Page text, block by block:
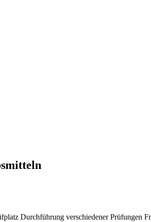
Durchführung verschiedener Prüfungen